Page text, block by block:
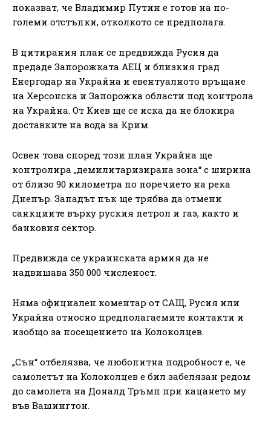
показват, че Владимир Путин е готов на по-
големи отстъпки, отколкото се предполага.
В цитирания план се предвижда Русия да
предаде Запорожката АЕЦ и близкия град
Енергодар на Украйна и евентуалното връщане
на Херсонска и Запорожка области под контрола
на Украйна. От Киев ще се иска да не блокира
доставките на вода за Крим.
Освен това според този план Украйна ще
контролира „демилитаризирана зона“ с ширина
от близо 90 километра по поречието на река
Днепър. Западът пък ще трябва да отмени
санкциите върху руския петрол и газ, както и
банковия сектор.
Предвижда се украинската армия да не
надвишава 350 000 численост.
Няма официален коментар от САЩ, Русия или
Украйна относно предполагаемите контакти и
изобщо за посещението на Колоколцев.
„Сън“ отбелязва, че любопитна подробност е, че
самолетът на Колоколцев е бил забелязан редом
до самолета на Доналд Тръмп при кацането му
във Вашингтон.